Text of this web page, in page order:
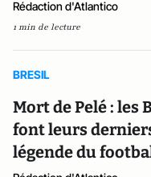
Rédaction d'Atlantico
1 min de lecture
BRESIL
Mort de Pelé : les
font leurs
légende du